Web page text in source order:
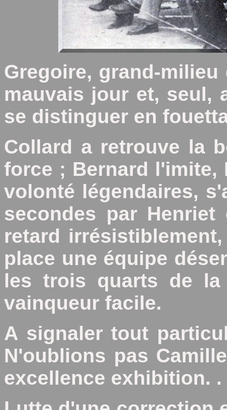
Gregoire, grand-
mauvais jour et, seul,
se distinguer en
Collard a retrouve la
force ; Bernard l'imite,
volonté légendaires,
secondes par
retard
place une équipe
les trois quarts de
vainqueur facile.
A signaler tout
N'oublions pas
excellence exhibition. .